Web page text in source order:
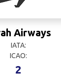
Airways
IATA:
ICAO:
2